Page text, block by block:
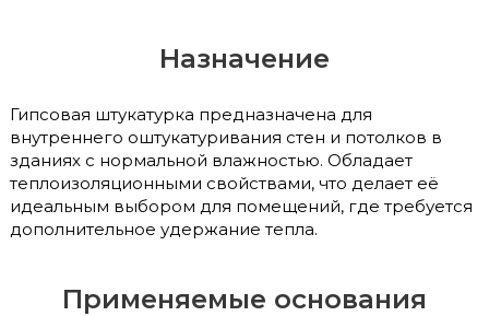
Назначение
Гипсовая штукатурка предназначена для
внутреннего оштукатуривания стен и потолков в
зданиях с нормальной влажностью. Обладает
теплоизоляционными свойствами, что делает её
идеальным выбором для помещений, где требуется
дополнительное удержание тепла.
Применяемые основания